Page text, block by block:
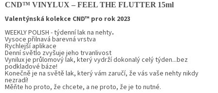
CND™ VINYLUX – FEEL THE FLUTTER 15ml
Valentýnská kolekce CND™ pro rok 2023
WEEKLY POLISH - týdenní lak na nehty.
Vysoce přilnavá barevná vrstva
Rychlejší aplikace
Denní světlo zvyšuje jeho trvanlivost
Vyniluxje průlomový lak, který vydrží dokonalý celý týden...bez
podkladové báze!
Konečně je na světě lak, který vám zaručí, že vás vaše nehty nikdy
nezradí!
Měňte ho proto, že chcete, a ne proto, že je to nutné.